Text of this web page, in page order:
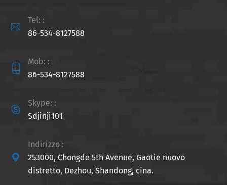

Tel: :
86-534-8127588

Mob: :
86-534-8127588

Skype: :
Sdjinji101

Indirizzo :
253000, Chongde 5th Avenue, Gaotie nuovo
distretto, Dezhou, Shandong, cina.